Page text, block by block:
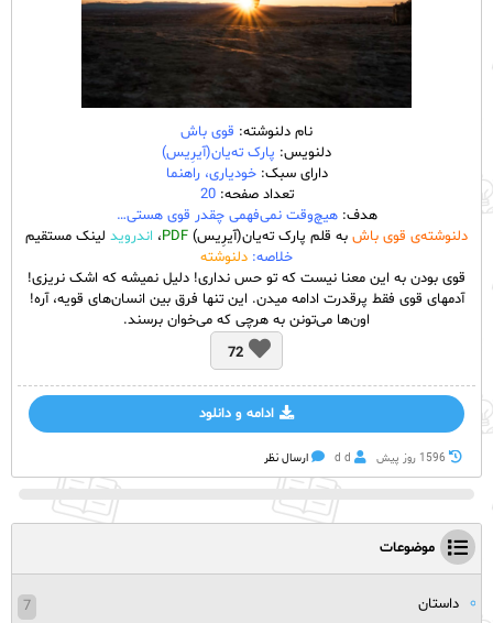
نام دلنوشته: قوی باش
دلنویس: پارک ته‌یان(آیرِیس)
دارای سبک:خودیاری، راهنما
تعداد صفحه:20
هدف:هیچ‌وقت نمی‌فهمی چقدر قوی هستی…
دلنوشته‌ی قوی باش به قلم پارک ته‌یان(آیرِیس) PDF، اندروید لینک مستقیم
خلاصه: دلنوشته
قوی بودن به این معنا نیست که تو حس نداری! دلیل نمیشه که اشک نریزی!
آدمهای قوی فقط پرقدرت ادامه میدن. این تنها فرق بین انسان‌های قویه، آره!
اون‌ها می‌تونن به هرچی که می‌خوان برسند.
72
ادامه و دانلود
1596 روز پيش d d ارسال نظر
موضوعات
داستان
7